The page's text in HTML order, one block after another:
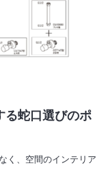
る蛇口選びのポ
く、空間のインテリア